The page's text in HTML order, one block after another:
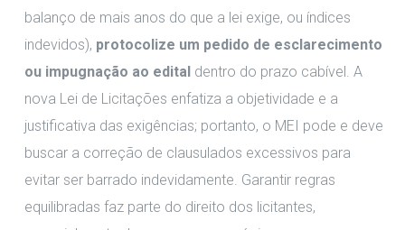
balanço de mais anos do que a lei exige, ou índices
indevidos), protocolize um pedido de esclarecimento
ou impugnação ao edital dentro do prazo cabível. A
nova Lei de Licitações enfatiza a objetividade e a
justificativa das exigências; portanto, o MEI pode e deve
buscar a correção de clausulados excessivos para
evitar ser barrado indevidamente. Garantir regras
equilibradas faz parte do direito dos licitantes,